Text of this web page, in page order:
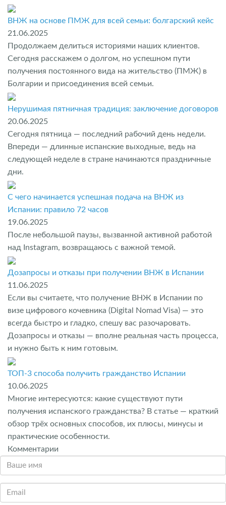
ВНЖ на основе ПМЖ для всей семьи: болгарский кейс
21.06.2025
Продолжаем делиться историями наших клиентов.
Сегодня расскажем о долгом, но успешном пути
получения постоянного вида на жительство (ПМЖ) в
Болгарии и присоединения всей семьи.
Нерушимая пятничная традиция: заключение договоров
20.06.2025
Сегодня пятница — последний рабочий день недели.
Впереди — длинные испанские выходные, ведь на
следующей неделе в стране начинаются праздничные
дни.
С чего начинается успешная подача на ВНЖ из
Испании: правило 72 часов
19.06.2025
После небольшой паузы, вызванной активной работой
над Instagram, возвращаюсь с важной темой.
Дозапросы и отказы при получении ВНЖ в Испании
11.06.2025
Если вы считаете, что получение ВНЖ в Испании по
визе цифрового кочевника (Digital Nomad Visa) — это
всегда быстро и гладко, спешу вас разочаровать.
Дозапросы и отказы — вполне реальная часть процесса,
и нужно быть к ним готовым.
ТОП-3 способа получить гражданство Испании
10.06.2025
Многие интересуются: какие существуют пути
получения испанского гражданства? В статье — краткий
обзор трёх основных способов, их плюсы, минусы и
практические особенности.
Комментарии